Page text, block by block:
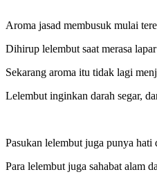
Aroma jasad membusuk mulai
Dihirup lelembut saat merasa lapar
Sekarang aroma itu tidak lagi
Lelembut inginkan darah segar,
Pasukan lelembut juga punya hati
Para lelembut juga sahabat alam